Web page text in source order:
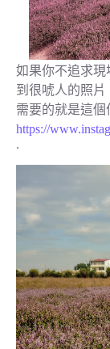
如果你不追求現
到很唬人的照
需要的就是這
https://
.